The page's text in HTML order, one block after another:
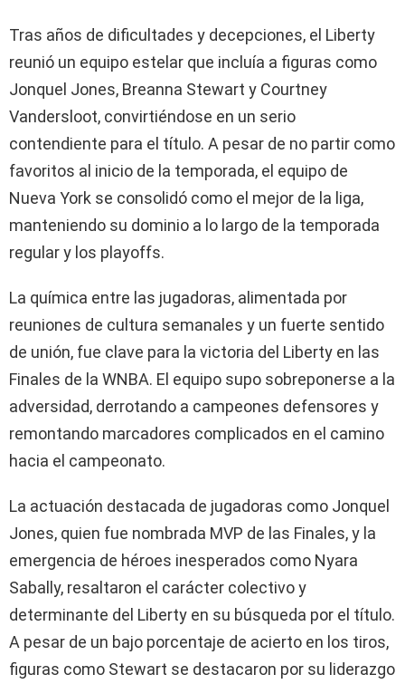
Tras años de dificultades y decepciones, el Liberty
reunió un equipo estelar que incluía a figuras como
Jonquel Jones, Breanna Stewart y Courtney
Vandersloot, convirtiéndose en un serio
contendiente para el título. A pesar de no partir como
favoritos al inicio de la temporada, el equipo de
Nueva York se consolidó como el mejor de la liga,
manteniendo su dominio a lo largo de la temporada
regular y los playoffs.
La química entre las jugadoras, alimentada por
reuniones de cultura semanales y un fuerte sentido
de unión, fue clave para la victoria del Liberty en las
Finales de la WNBA. El equipo supo sobreponerse a la
adversidad, derrotando a campeones defensores y
remontando marcadores complicados en el camino
hacia el campeonato.
La actuación destacada de jugadoras como Jonquel
Jones, quien fue nombrada MVP de las Finales, y la
emergencia de héroes inesperados como Nyara
Sabally, resaltaron el carácter colectivo y
determinante del Liberty en su búsqueda por el título.
A pesar de un bajo porcentaje de acierto en los tiros,
figuras como Stewart se destacaron por su liderazgo